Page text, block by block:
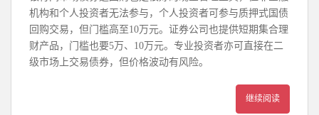
机构和个人投资者无法参与，个人投资者可参与质押式国债
回购交易，但门槛高至10万元。证券公司也提供短期集合理
财产品，门槛也要5万、10万元。专业投资者亦可直接在二
级市场上交易债券，但价格波动有风险。
继续阅读